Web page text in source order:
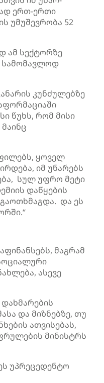
ერთ-ერთი
უმუშევრობა 52
ამ სექტორზე
სამომავლოდ
კუნძულებზე
წუხს, რომ მისი
ყოველ
იმ უნარებს
სულ უფრო მეტი
დაწყების
და ეს
მაგრამ
ასევე
და მიზნებზე, თუ
ათვისებას,
მინისტრს
უპრეცედენტო